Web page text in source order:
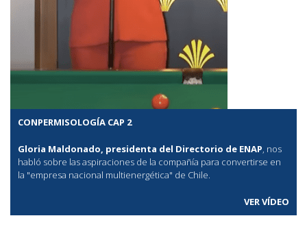
CONPERMISOLOGÍA CAP 2
Gloria Maldonado, presidenta del Directorio de ENAP, nos
habló sobre las aspiraciones de la compañía para convertirse en
la "empresa nacional multienergética" de Chile.
VER VÍDEO